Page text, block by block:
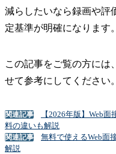
減らしたいなら録画や評
定基準が明確になります。
この記事をご覧の方には
せて参考にしてください。
関連記事
【2026年版】Web
料の違いも解説
関連記事
無料で使えるWeb面
解説